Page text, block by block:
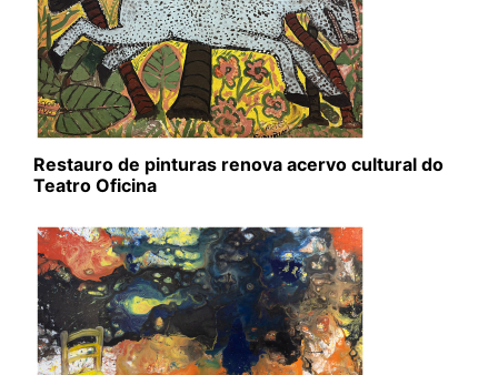
Restauro de pinturas renova acervo cultural do
Teatro Oficina